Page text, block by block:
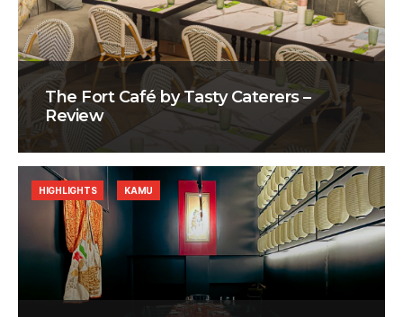
The Fort Café by Tasty Caterers –
Review
HIGHLIGHTS KAMU